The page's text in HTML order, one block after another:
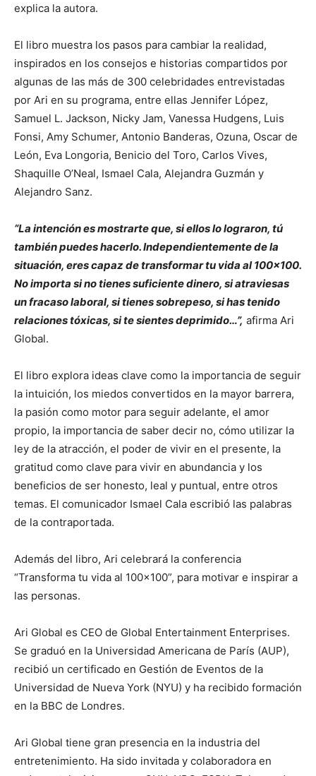
explica la autora.
El libro muestra los pasos para cambiar la realidad,
inspirados en los consejos e historias compartidos por
algunas de las más de 300 celebridades entrevistadas
por Ari en su programa, entre ellas Jennifer López,
Samuel L. Jackson, Nicky Jam, Vanessa Hudgens, Luis
Fonsi, Amy Schumer, Antonio Banderas, Ozuna, Oscar de
León, Eva Longoria, Benicio del Toro, Carlos Vives,
Shaquille O’Neal, Ismael Cala, Alejandra Guzmán y
Alejandro Sanz.
“La intención es mostrarte que, si ellos lo lograron, tú
también puedes hacerlo. Independientemente de la
situación, eres capaz de transformar tu vida al 100×100.
No importa si no tienes suficiente dinero, si atraviesas
un fracaso laboral, si tienes sobrepeso, si has tenido
relaciones tóxicas, si te sientes deprimido…”, afirma Ari
Global.
El libro explora ideas clave como la importancia de seguir
la intuición, los miedos convertidos en la mayor barrera,
la pasión como motor para seguir adelante, el amor
propio, la importancia de saber decir no, cómo utilizar la
ley de la atracción, el poder de vivir en el presente, la
gratitud como clave para vivir en abundancia y los
beneficios de ser honesto, leal y puntual, entre otros
temas. El comunicador Ismael Cala escribió las palabras
de la contraportada.
Además del libro, Ari celebrará la conferencia
“Transforma tu vida al 100×100”, para motivar e inspirar a
las personas.
Ari Global es CEO de Global Entertainment Enterprises.
Se graduó en la Universidad Americana de París (AUP),
recibió un certificado en Gestión de Eventos de la
Universidad de Nueva York (NYU) y ha recibido formación
en la BBC de Londres.
Ari Global tiene gran presencia en la industria del
entretenimiento. Ha sido invitada y colaboradora en